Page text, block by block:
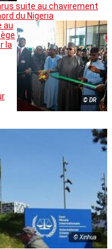
suite au chavirement
du Nigeria
© DR
au
la
© Xinhua